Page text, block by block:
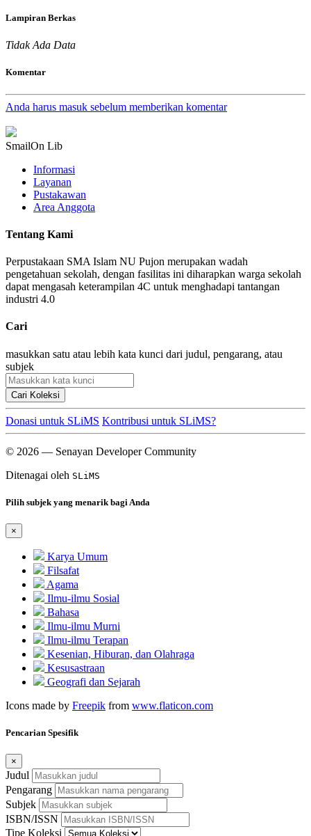
Lampiran Berkas
Tidak Ada Data
Komentar
Anda harus masuk sebelum memberikan komentar
SmailOn Lib
Informasi
Layanan
Pustakawan
Area Anggota
Tentang Kami
Perpustakaan SMA Islam NU Pujon merupakan wadah
pengetahuan sekolah, dengan fasilitas ini diharapkan warga sekolah
dapat mengasah keterampilan 4C untuk menghadapi tantangan
industri 4.0
Cari
masukkan satu atau lebih kata kunci dari judul, pengarang, atau
subjek
Cari Koleksi
Donasi untuk SLiMS Kontribusi untuk SLiMS?
© 2026 — Senayan Developer Community
Ditenagai oleh SLiMS
Pilih subjek yang menarik bagi Anda
×
Karya Umum
Filsafat
Agama
Ilmu-ilmu Sosial
Bahasa
Ilmu-ilmu Murni
Ilmu-ilmu Terapan
Kesenian, Hiburan, dan Olahraga
Kesusastraan
Geografi dan Sejarah
Icons made by Freepik from www.flaticon.com
Pencarian Spesifik
×
Judul
Pengarang
Subjek
ISBN/ISSN
Tipe Koleksi